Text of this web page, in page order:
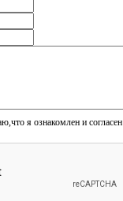
я ознакомлен и согласен